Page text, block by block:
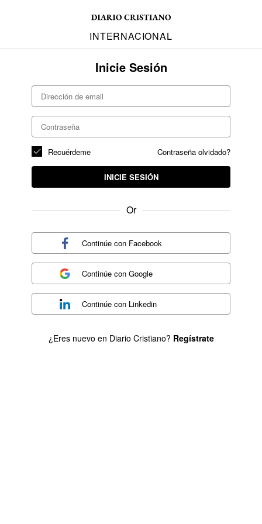
INTERNACIONAL
Inicie Sesión
Contraseña olvidado?
Recuérdeme
INICIE SESIÓN
Or
Continúe con Facebook
Continúe conGoogle
Continúe con Linkedin
¿Eres nuevo en Diario Cristiano? Regístrate